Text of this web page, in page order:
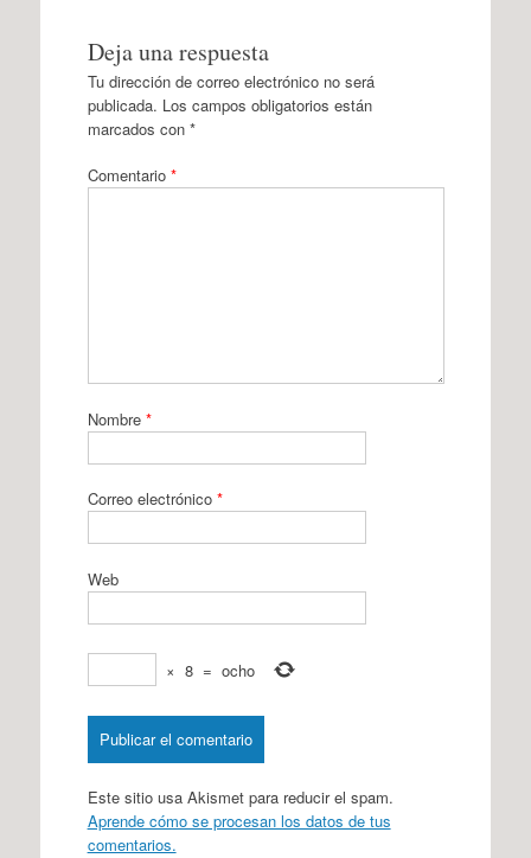
Deja una respuesta
Tu dirección de correo electrónico no será
publicada. Los campos obligatorios están
marcados con *
Comentario *
Nombre *
Correo electrónico *
Web
× 8 = ocho
Este sitio usa Akismet para reducir el spam.
Aprende cómo se procesan los datos de tus
comentarios.